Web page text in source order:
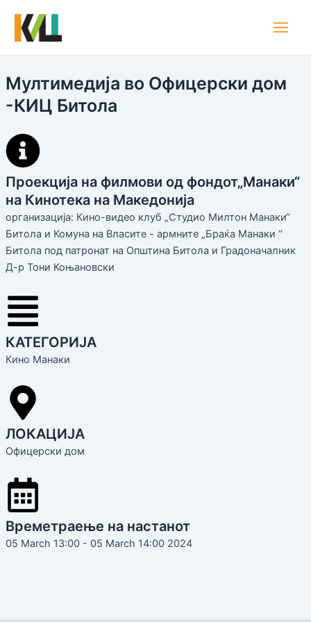
content
Мултимедија во Офицерски дом
-КИЦ Битола
Проекција на филмови од фондот„Манаки“
на Кинотека на Македонија
организација: Кино-видео клуб „Студио Милтон Манаки“
Битола и Комуна на Власите - армните „Браќа Манаки “
Битола под патронат на Општина Битола и Градоначалник
Д-р Тони Коњановски
КАТЕГОРИЈА
Кино Манаки
ЛОКАЦИЈА
Офицерски дом
Времетраење на настанот
05 March 13:00 - 05 March 14:00 2024